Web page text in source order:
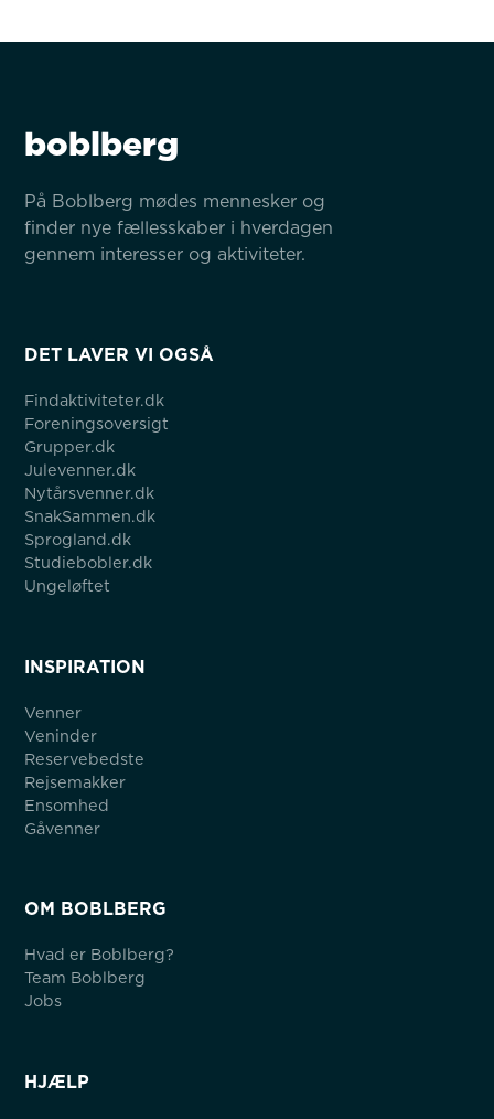
boblberg
På Boblberg mødes mennesker og
finder nye fællesskaber i hverdagen
gennem interesser og aktiviteter.
DET LAVER VI OGSÅ
Findaktiviteter.dk
Foreningsoversigt
Grupper.dk
Julevenner.dk
Nytårsvenner.dk
SnakSammen.dk
Sprogland.dk
Studiebobler.dk
Ungeløftet
INSPIRATION
Venner
Veninder
Reservebedste
Rejsemakker
Ensomhed
Gåvenner
OM BOBLBERG
Hvad er Boblberg?
Team Boblberg
Jobs
HJÆLP